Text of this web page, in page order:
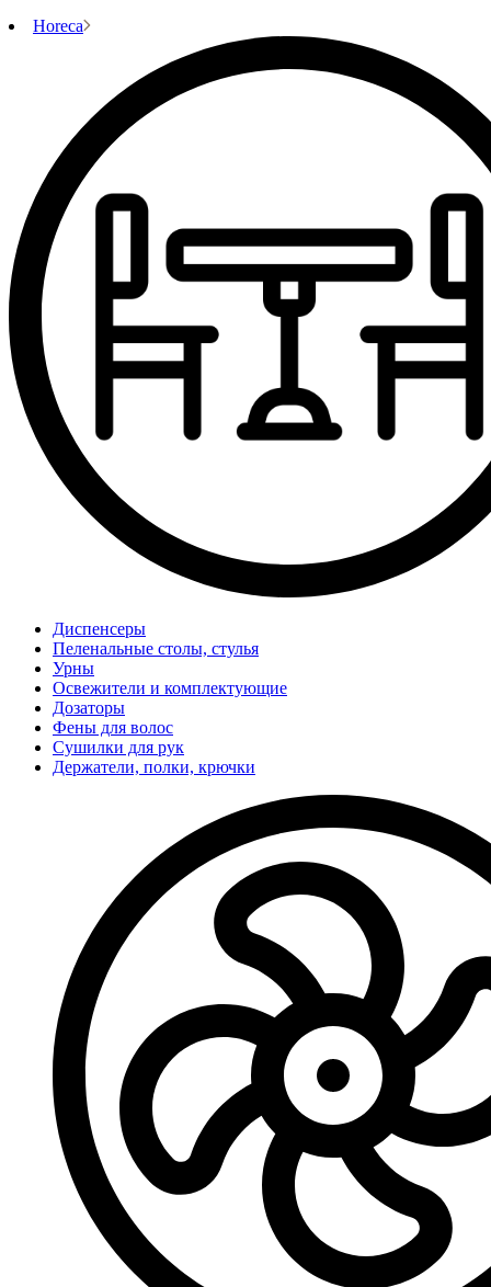
Horeca
Диспенсеры
Пеленальные столы, стулья
Урны
Освежители и комплектующие
Дозаторы
Фены для волос
Сушилки для рук
Держатели, полки, крючки